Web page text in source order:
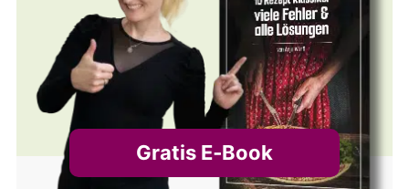
Gratis E‑Book